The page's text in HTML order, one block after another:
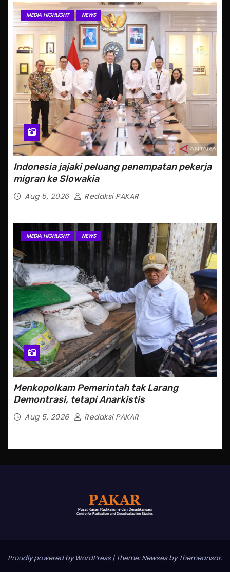
MEDIA HIGHLIGHT NEWS
Indonesia jajaki peluang penempatan pekerja
migran ke Slowakia
Aug 5, 2026 Redaksi PAKAR
MEDIA HIGHLIGHT NEWS
Menkopolkam Pemerintah tak Larang
Demontrasi, tetapi Anarkistis
Aug 5, 2026 Redaksi PAKAR
Proudly powered by WordPress| Theme: Newses byThemeansar.